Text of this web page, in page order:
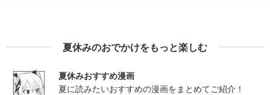
夏休みのおでかけをもっと楽しむ
夏休みおすすめ漫画
夏に読みたいおすすめの漫画をまとめてご紹介！